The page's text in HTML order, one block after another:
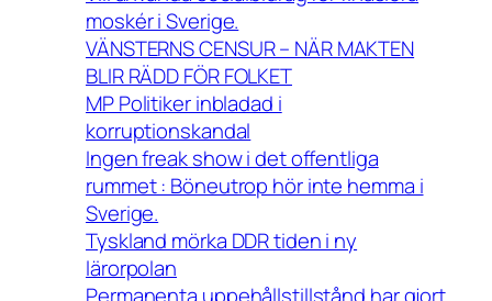
moskér i Sverige.
VÄNSTERNS CENSUR – NÄR MAKTEN
BLIR RÄDD FÖR FOLKET
MP Politiker inbladad i
korruptionskandal
Ingen freak show i det offentliga
rummet : Böneutrop hör inte hemma i
Sverige.
Tyskland mörka DDR tiden i ny
lärorpolan